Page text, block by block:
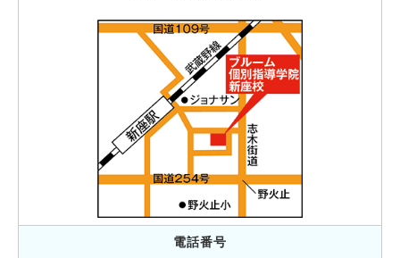
電話番号